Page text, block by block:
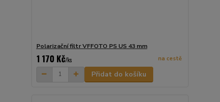
Polarizační filtr VFFOTO PS US 43 mm
1 170 Kč/ks na cestě
Přidat do košíku